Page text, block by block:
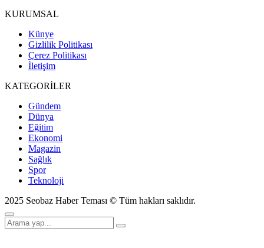
KURUMSAL
Künye
Gizlilik Politikası
Çerez Politikası
İletişim
KATEGORİLER
Gündem
Dünya
Eğitim
Ekonomi
Magazin
Sağlık
Spor
Teknoloji
2025 Seobaz Haber Teması © Tüm hakları saklıdır.